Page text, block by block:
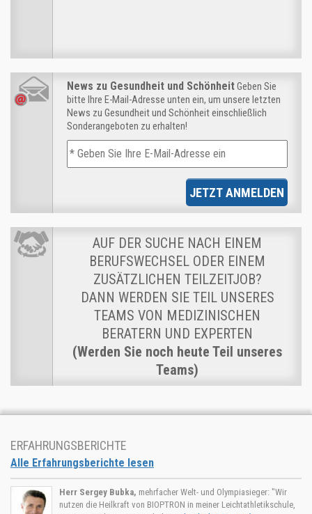
News zu Gesundheit und SchönheitGeben Sie
bitte Ihre E-Mail-Adresse unten ein, um unsere letzten
News zu Gesundheit und Schönheit einschließlich
Sonderangeboten zu erhalten!
JETZT ANMELDEN
AUF DER SUCHE NACH EINEM
BERUFSWECHSEL ODER EINEM
ZUSÄTZLICHEN TEILZEITJOB?
DANN WERDEN SIE TEIL UNSERES
TEAMS VON MEDIZINISCHEN
BERATERN UND EXPERTEN
(Werden Sie noch heute Teil unseres
Teams)
ERFAHRUNGSBERICHTE
Alle Erfahrungsberichte lesen
Herr Sergey Bubka, mehrfacher Welt- und Olympiasieger: "Wir
nutzen die Heilkraft von BIOPTRON in meiner Leichtathletikschule,